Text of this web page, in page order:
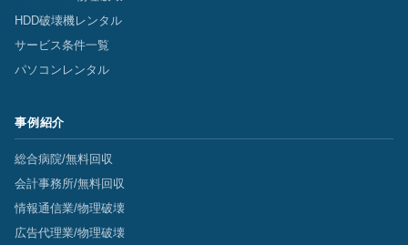
HDD破壊機レンタル
サービス条件一覧
パソコンレンタル
事例紹介
総合病院/無料回収
会計事務所/無料回収
情報通信業/物理破壊
広告代理業/物理破壊